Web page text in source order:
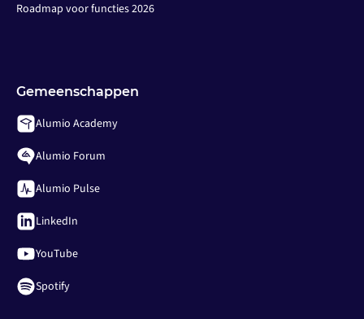
Roadmap voor functies 2026
Gemeenschappen
Alumio Academy
Alumio Forum
Alumio Pulse
LinkedIn
YouTube
Spotify